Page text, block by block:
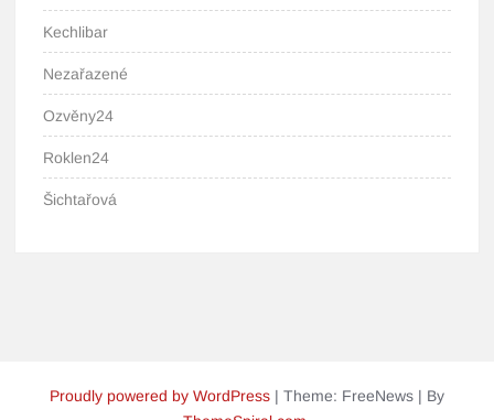
Kechlibar
Nezařazené
Ozvěny24
Roklen24
Šichtařová
Proudly powered by WordPress | Theme: FreeNews | By